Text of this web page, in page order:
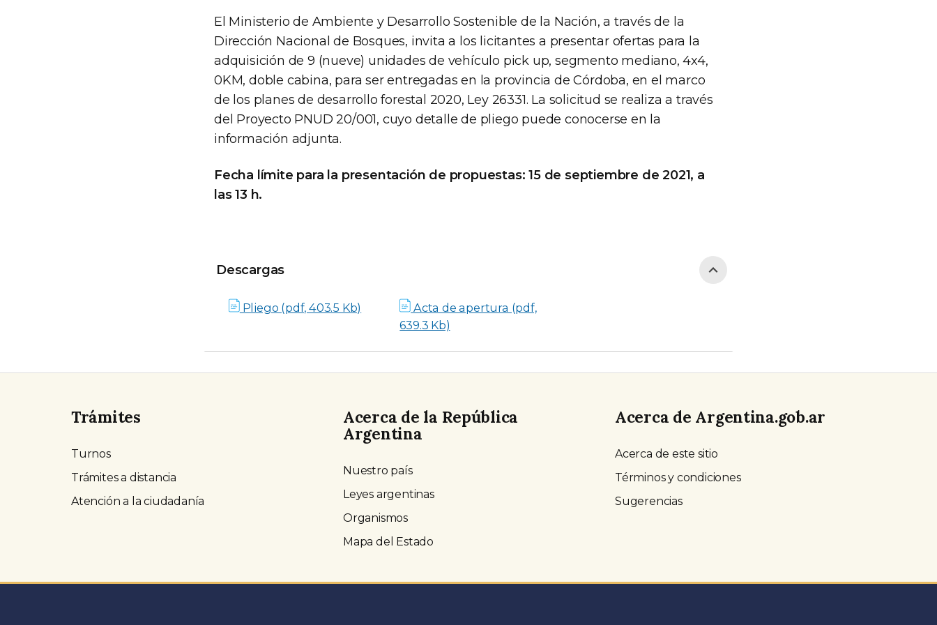
El Ministerio de Ambiente y Desarrollo Sostenible de la Nación, a través de la
Dirección Nacional de Bosques, invita a los licitantes a presentar ofertas para la
adquisición de 9 (nueve) unidades de vehículo pick up, segmento mediano, 4x4,
0KM, doble cabina, para ser entregadas en la provincia de Córdoba, en el marco
de los planes de desarrollo forestal 2020, Ley 26331. La solicitud se realiza a través
del Proyecto PNUD 20/001, cuyo detalle de pliego puede conocerse en la
información adjunta.
Fecha límite para la presentación de propuestas: 15 de septiembre de 2021, a
las 13 h.
Descargas
Descargas
Pliego (pdf, 403.5 Kb)
Acta de apertura (pdf,
639.3 Kb)
Trámites
Turnos
Trámites a distancia
Atención a la ciudadanía
Acerca de la República
Argentina
Nuestro país
Leyes argentinas
Organismos
Mapa del Estado
Acerca de Argentina.gob.ar
Acerca de este sitio
Términos y condiciones
Sugerencias